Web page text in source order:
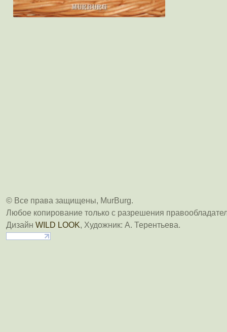
© Все права защищены, MurBurg.
Любое копирование только с разрешения
Дизайн WILD LOOK, Художник: А. Терентьева.